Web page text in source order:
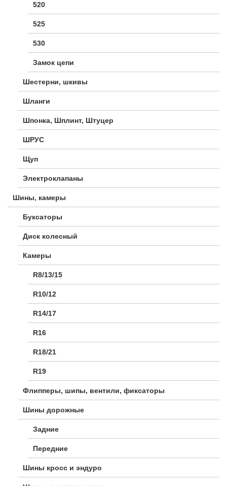
520
525
530
Замок цепи
Шестерни, шкивы
Шланги
Шпонка, Шплинт, Штуцер
ШРУС
Щуп
Электроклапаны
Шины, камеры
Буксаторы
Диск колесный
Камеры
R8/13/15
R10/12
R14/17
R16
R18/21
R19
Флипперы, шипы, вентили, фиксаторы
Шины дорожные
Задние
Передние
Шины кросс и эндуро